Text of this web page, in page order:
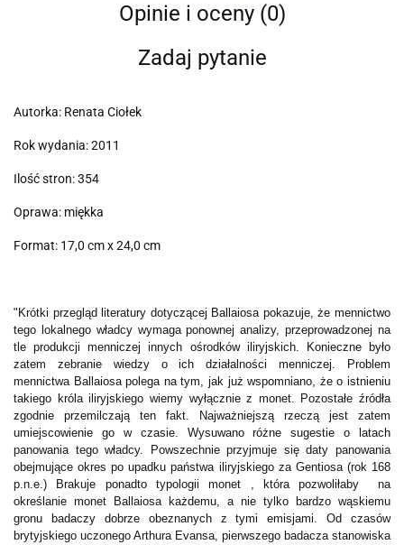
Opinie i oceny (0)
Zadaj pytanie
Autorka: Renata Ciołek
Rok wydania: 2011
Ilość stron: 354
Oprawa: miękka
Format: 17,0 cm x 24,0 cm
"Krótki przegląd literatury dotyczącej Ballaiosa pokazuje, że mennictwo
tego lokalnego władcy wymaga ponownej analizy, przeprowadzonej na
tle produkcji menniczej innych ośrodków iliryjskich. Konieczne było
zatem zebranie wiedzy o ich działalności menniczej. Problem
mennictwa Ballaiosa polega na tym, jak już wspomniano, że o istnieniu
takiego króla iliryjskiego wiemy wyłącznie z monet. Pozostałe źródła
zgodnie przemilczają ten fakt. Najważniejszą rzeczą jest zatem
umiejscowienie go w czasie. Wysuwano różne sugestie o latach
panowania tego władcy. Powszechnie przyjmuje się daty panowania
obejmujące okres po upadku państwa iliryjskiego za Gentiosa (rok 168
p.n.e.) Brakuje ponadto typologii monet , która pozwoliłaby na
określanie monet Ballaiosa każdemu, a nie tylko bardzo wąskiemu
gronu badaczy dobrze obeznanych z tymi emisjami. Od czasów
brytyjskiego uczonego Arthura Evansa, pierwszego badacza stanowiska